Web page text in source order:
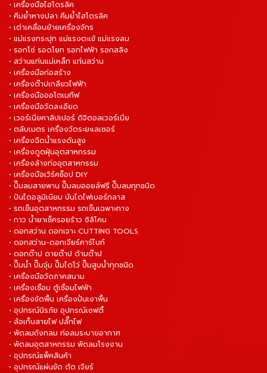
• เครื่องมือไฮโดรลิค
• คีมย้ำหางปลา คีมย้ำไฮโดรลิค
• เต่าเคลื่อนย้ายเครื่องจักร
• แม่แรงกระปุก แม่แรงตะเข้ แม่แรงลม
• รอกโซ่ รอดโยก รอกไฟฟ้า รอกสลิง
• สว่านแท่นแม่เหล็ก แท่นสว่าน
• เครื่องมือก่อสร้าง
• เครื่องต๊าปเกลียวไฟฟ้า
• เครื่องมือออโตเมทีฟ
• เครื่องมือวัดละเอียด
• เวอร์เนียคาลิปเปอร์ ดิจิตอลเวอร์เนีย
• ตลับเมตร เครื่องวัดระยะเลเซอร์
• เครื่องฉีดน้ำแรงดันสูง
• เครื่องดูดฝุ่นอุตสาหกรรม
• เครื่องล้างท่ออุตสาหกรรม
• เครื่องมือเวิร์คช็อป DIY
• ปั๊มลมสายพาน ปั๊มลมออยล์ฟรี ปั๊มลมทุกชนิด
• ปันไดอลูมิเนียม บันไดไฟเบอร์กลาส
• รถเข็นอุตสาหกรรม รถเข็นเฉพาะทาง
• กาว น้ำยาเช็ครอยร้าว ซิลิโคน
• ดอกสว่าน ดอกเจาะ CUTTING TOOLS
• ดอกสว่าน-ดอกเจียร์คาร์ไบท์
• ดอกต๊าป ดายต๊าป ด้ามต๊าป
• ปั๊มน้ำ ปั๊มจุ่ม ปั๊มไดโว่ ปั๊มสูบน้ำทุกชนิด
• เครื่องมือวัดภาคสนาม
• เครื่องเชื่อม ตู้เชื่อมไฟฟ้า
• เครื่องขัดพื้น เครื่องปั่นเงาพื้น
• อุปกรณ์นิรภัย อุปกรณ์เซฟตี้
• ล้อเก็บสายไฟ ปลั๊กไฟ
• พัดลมถังกลม ท่อลมระบายอากาศ
• พัดลมอุตสาหกรรม พัดลมโรงงาน
• อุปกรณ์แพ็คสินค้า
• อุปกรณ์แผ่นขัด ตัด เจียร์